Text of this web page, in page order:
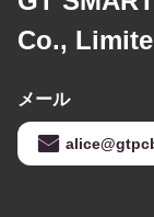
Co.,
メール